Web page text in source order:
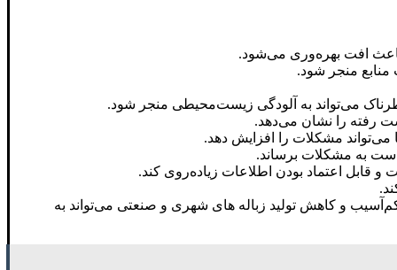
افت بهره‌وری می‌شود.
منابع منجر شود.
می‌تواند به آلودگی زیست‌محیطی منجر شود.
رفته را نشان می‌دهد.
می‌تواند مشکلات را افزایش دهد.
به مشکلات برساند.
قابل اعتماد بودن اطلاعات زیاده‌روی کند.
و کاهش تولید زباله‌ های شهری و صنعتی می‌تواند به